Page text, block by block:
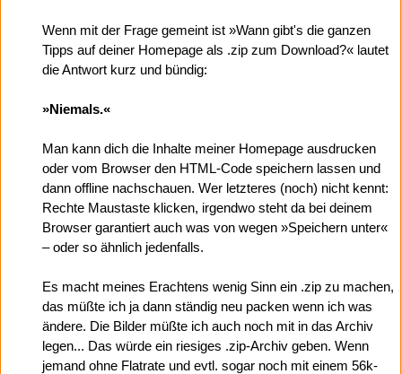
Wenn mit der Frage gemeint ist »Wann gibt's die ganzen
Tipps auf deiner Homepage als .zip zum Download?« lautet
die Antwort kurz und bündig:
»Niemals.«
Man kann dich die Inhalte meiner Homepage ausdrucken
oder vom Browser den HTML-Code speichern lassen und
dann offline nachschauen. Wer letzteres (noch) nicht kennt:
Rechte Maustaste klicken, irgendwo steht da bei deinem
Browser garantiert auch was von wegen »Speichern unter«
– oder so ähnlich jedenfalls.
Es macht meines Erachtens wenig Sinn ein .zip zu machen,
das müßte ich ja dann ständig neu packen wenn ich was
ändere. Die Bilder müßte ich auch noch mit in das Archiv
legen... Das würde ein riesiges .zip-Archiv geben. Wenn
jemand ohne Flatrate und evtl. sogar noch mit einem 56k-